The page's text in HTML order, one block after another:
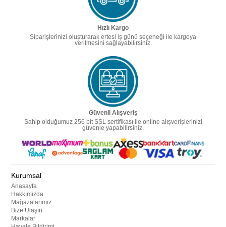
Hızlı Kargo
Siparişlerinizi oluşturarak ertesi iş günü seçeneği ile kargoya
verilmesini sağlayabilirsiniz.
Güvenli Alışveriş
Sahip olduğumuz 256 bit SSL sertifikası ile online alışverişlerinizi
güvenle yapabilirsiniz.
Kurumsal
Anasayfa
Hakkımızda
Mağazalarımız
Bize Ulaşın
Markalar